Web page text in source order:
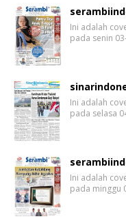
Ini adalah
pada senin
Ini adalah
pada selasa
Ini adalah
pada minggu